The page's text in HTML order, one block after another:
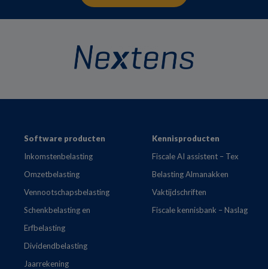
FooterSoftware producten
Inkomstenbelasting
Omzetbelasting
Vennootschapsbelasting
Schenkbelasting en
Erfbelasting
Dividendbelasting
Jaarrekening
Kennisproducten
Fiscale AI assistent – Tex
Belasting Almanakken
Vaktijdschriften
Fiscale kennisbank – Naslag